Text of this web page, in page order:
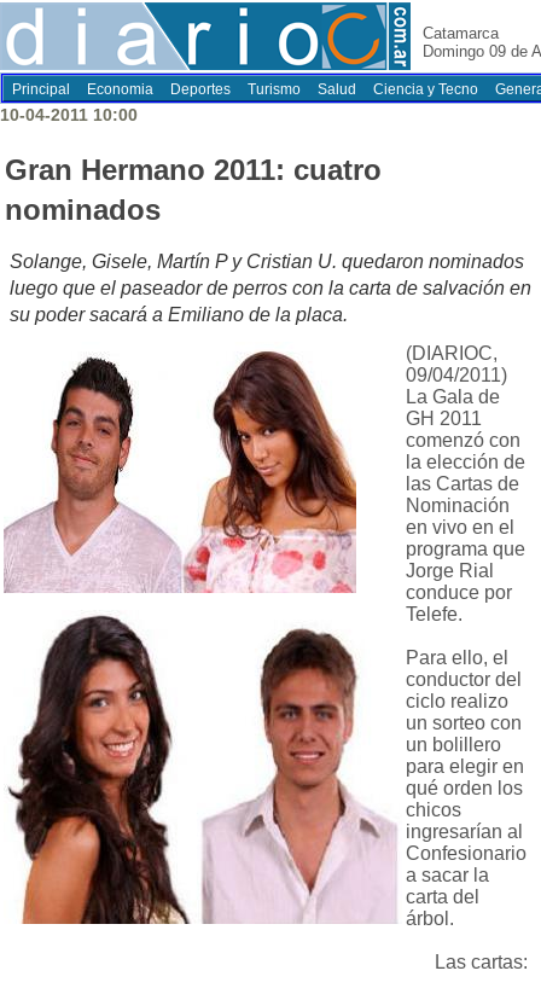
Catamarca
Domingo 09 de
Principal Economia Deportes Turismo Salud Ciencia y Tecno
10-04-2011 10:00
Gran Hermano 2011: cuatro
nominados
Solange, Gisele, Martín P y Cristian U. quedaron nominados
luego que el paseador de perros con la carta de salvación en
su poder sacará a Emiliano de la placa.
(DIARIOC,
09/04/2011)
La Gala de
GH 2011
comenzó con
la elección de
las Cartas de
Nominación
en vivo en el
programa que
Jorge Rial
conduce por
Telefe.
Para ello, el
conductor del
ciclo realizo
un sorteo con
un bolillero
para elegir en
qué orden los
chicos
ingresarían al
Confesionario
a sacar la
carta del
árbol.
Las cartas: